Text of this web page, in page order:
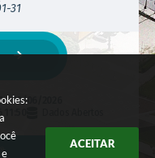
e
ACEITAR
31
- 19/06/2026